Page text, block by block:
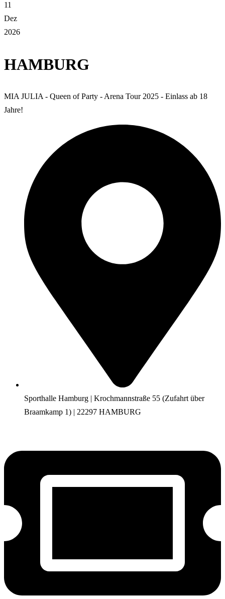
11
Dez
2026
HAMBURG
MIA JULIA - Queen of Party - Arena Tour 2025 - Einlass ab 18
Jahre!
Sporthalle Hamburg | Krochmannstraße 55 (Zufahrt über
Braamkamp 1) | 22297 HAMBURG